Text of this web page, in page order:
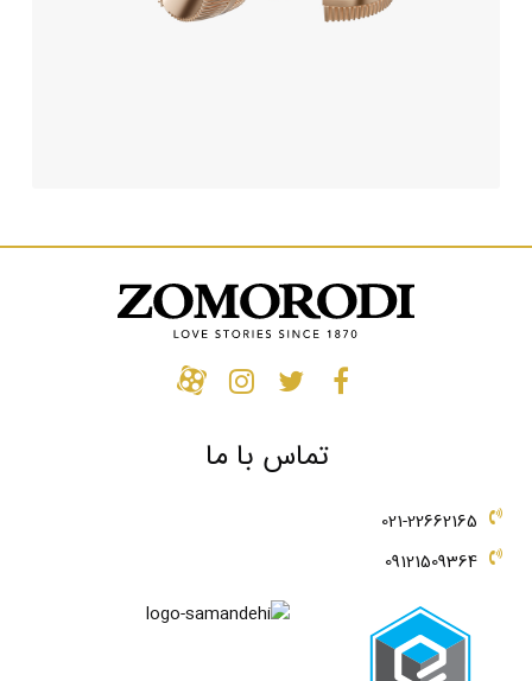
تماس با ما
021-22662165
09121509364